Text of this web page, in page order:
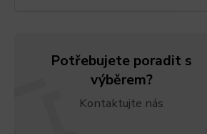
Potřebujete poradit s
výběrem?
Kontaktujte nás